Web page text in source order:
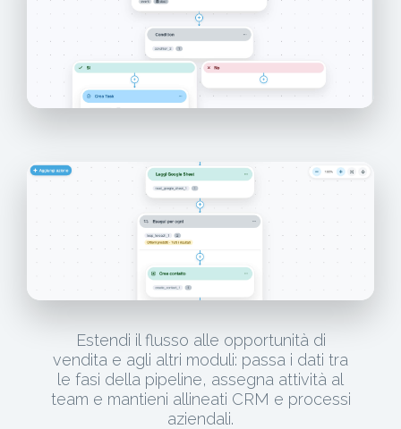
Estendi il flusso alle opportunità di
vendita e agli altri moduli: passa i dati tra
le fasi della pipeline, assegna attività al
team e mantieni allineati CRM e processi
aziendali.